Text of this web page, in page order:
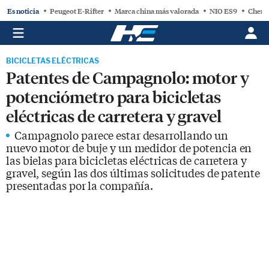
Es noticia Peugeot E-Rifter Marca china más valorada NIO ES9 Chery
BICICLETAS ELÉCTRICAS
Patentes de Campagnolo: motor y
potenciómetro para bicicletas
eléctricas de carretera y gravel
Campagnolo parece estar desarrollando un
nuevo motor de buje y unmedidorde potencia en
las bielas para bicicletas eléctricas de carretera y
gravel, según las dos últimas solicitudes de patente
presentadas por la compañía.